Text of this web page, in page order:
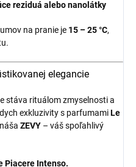
reziduá alebo nanolátky
na pranie je 15 – 25 °C,
elegancie
stáva rituálom zmyselnosti a
exkluzivity s parfumamiLe
ZEVY – váš spoľahlivý
Piacere Intenso.